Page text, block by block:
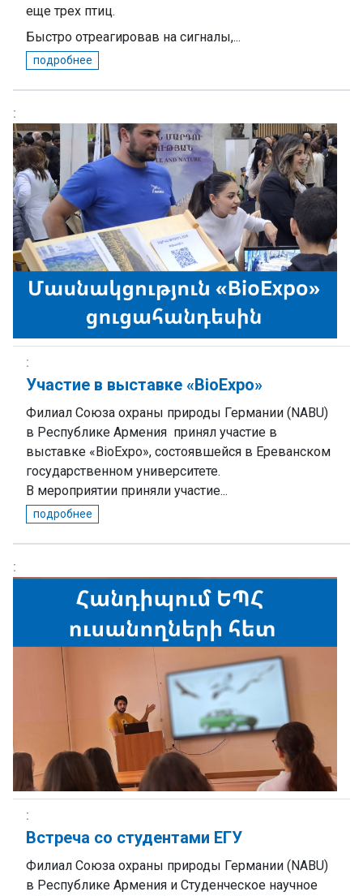
еще трех птиц.
Быстро отреагировав на сигналы,...
подробнее
Участие в выставке «BioExpo»
Филиал Союза охраны природы Германии (NABU)
в Республике Армения принял участие в
выставке «BioExpo», состоявшейся в Ереванском
государственном университете.
В мероприятии приняли участие...
подробнее
Встреча со студентами ЕГУ
Филиал Союза охраны природы Германии (NABU)
в Республике Армения и Студенческое научное